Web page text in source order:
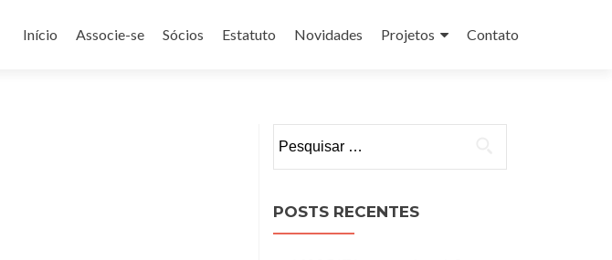
para
Início Associe-se Sócios Estatuto Novidades Projetos Contato
por:
POSTS RECENTES